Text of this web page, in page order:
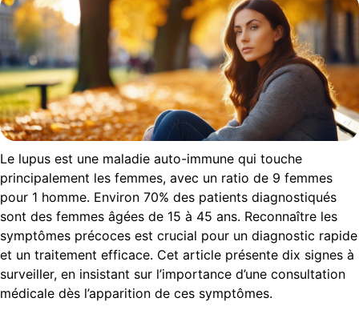
Le lupus est une maladie auto-immune qui touche
principalement les femmes, avec un ratio de 9 femmes
pour 1 homme. Environ 70% des patients diagnostiqués
sont des femmes âgées de 15 à 45 ans. Reconnaître les
symptômes précoces est crucial pour un diagnostic rapide
et un traitement efficace. Cet article présente dix signes à
surveiller, en insistant sur l’importance d’une consultation
médicale dès l’apparition de ces symptômes.